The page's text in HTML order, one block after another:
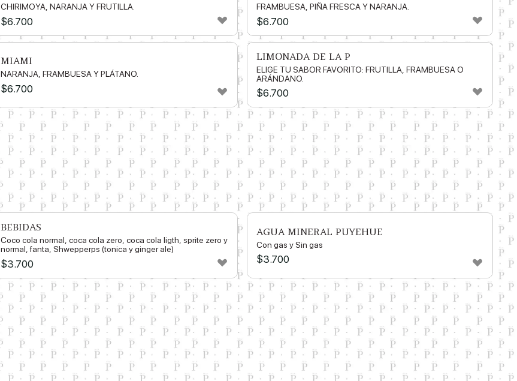
CHIRIMOYA, NARANJA Y FRUTILLA.
$6.700
FRAMBUESA, PIÑA FRESCA Y NARANJA.
$6.700
MIAMI
NARANJA, FRAMBUESA Y PLÁTANO.
$6.700
LIMONADA DE LA P
ELIGE TU SABOR FAVORITO: FRUTILLA, FRAMBUESA O
ARÁNDANO.
$6.700
BEBIDAS
Coco cola normal, coca cola zero, coca cola ligth, sprite zero y
normal, fanta, Shwepperps (tonica y ginger ale)
$3.700
AGUA MINERAL PUYEHUE
Con gas y Sin gas
$3.700